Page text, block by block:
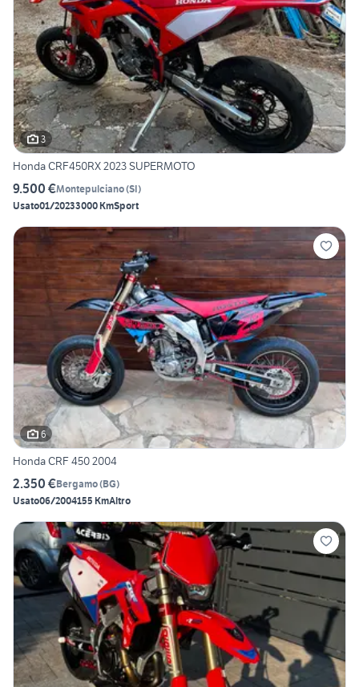
3
Honda CRF450RX 2023 SUPERMOTO
9.500 €Montepulciano(SI)
Usato01/20233000 KmSport
6
Honda CRF 450 2004
2.350 €Bergamo(BG)
Usato06/2004155 KmAltro